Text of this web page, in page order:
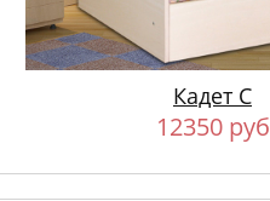
Кадет С
12350 руб